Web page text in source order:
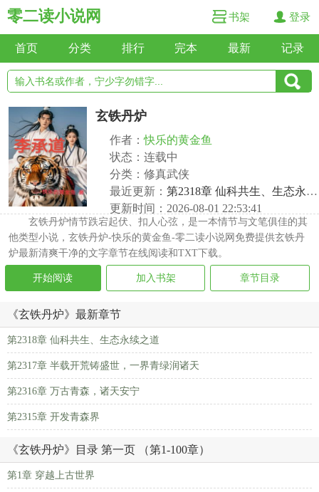
零二读小说网 书架 登录
首页 分类 排行 完本 最新 记录
玄铁丹炉
作者：快乐的黄金鱼
状态：连载中
分类：修真武侠
最近更新： 第2318章 仙科共生、生态永续之道
更新时间：2026-08-01 22:53:41
玄铁丹炉情节跌宕起伏、扣人心弦，是一本情节与文笔俱佳的其
他类型小说，玄铁丹炉-快乐的黄金鱼-零二读小说网免费提供玄铁丹
炉最新清爽干净的文字章节在线阅读和TXT下载。
开始阅读 加入书架 章节目录
《玄铁丹炉》最新章节
第2318章 仙科共生、生态永续之道
第2317章 半载开荒铸盛世，一界青绿润诸天
第2316章 万古青森，诸天安宁
第2315章 开发青森界
《玄铁丹炉》目录 第一页 （第1-100章）
第1章 穿越上古世界